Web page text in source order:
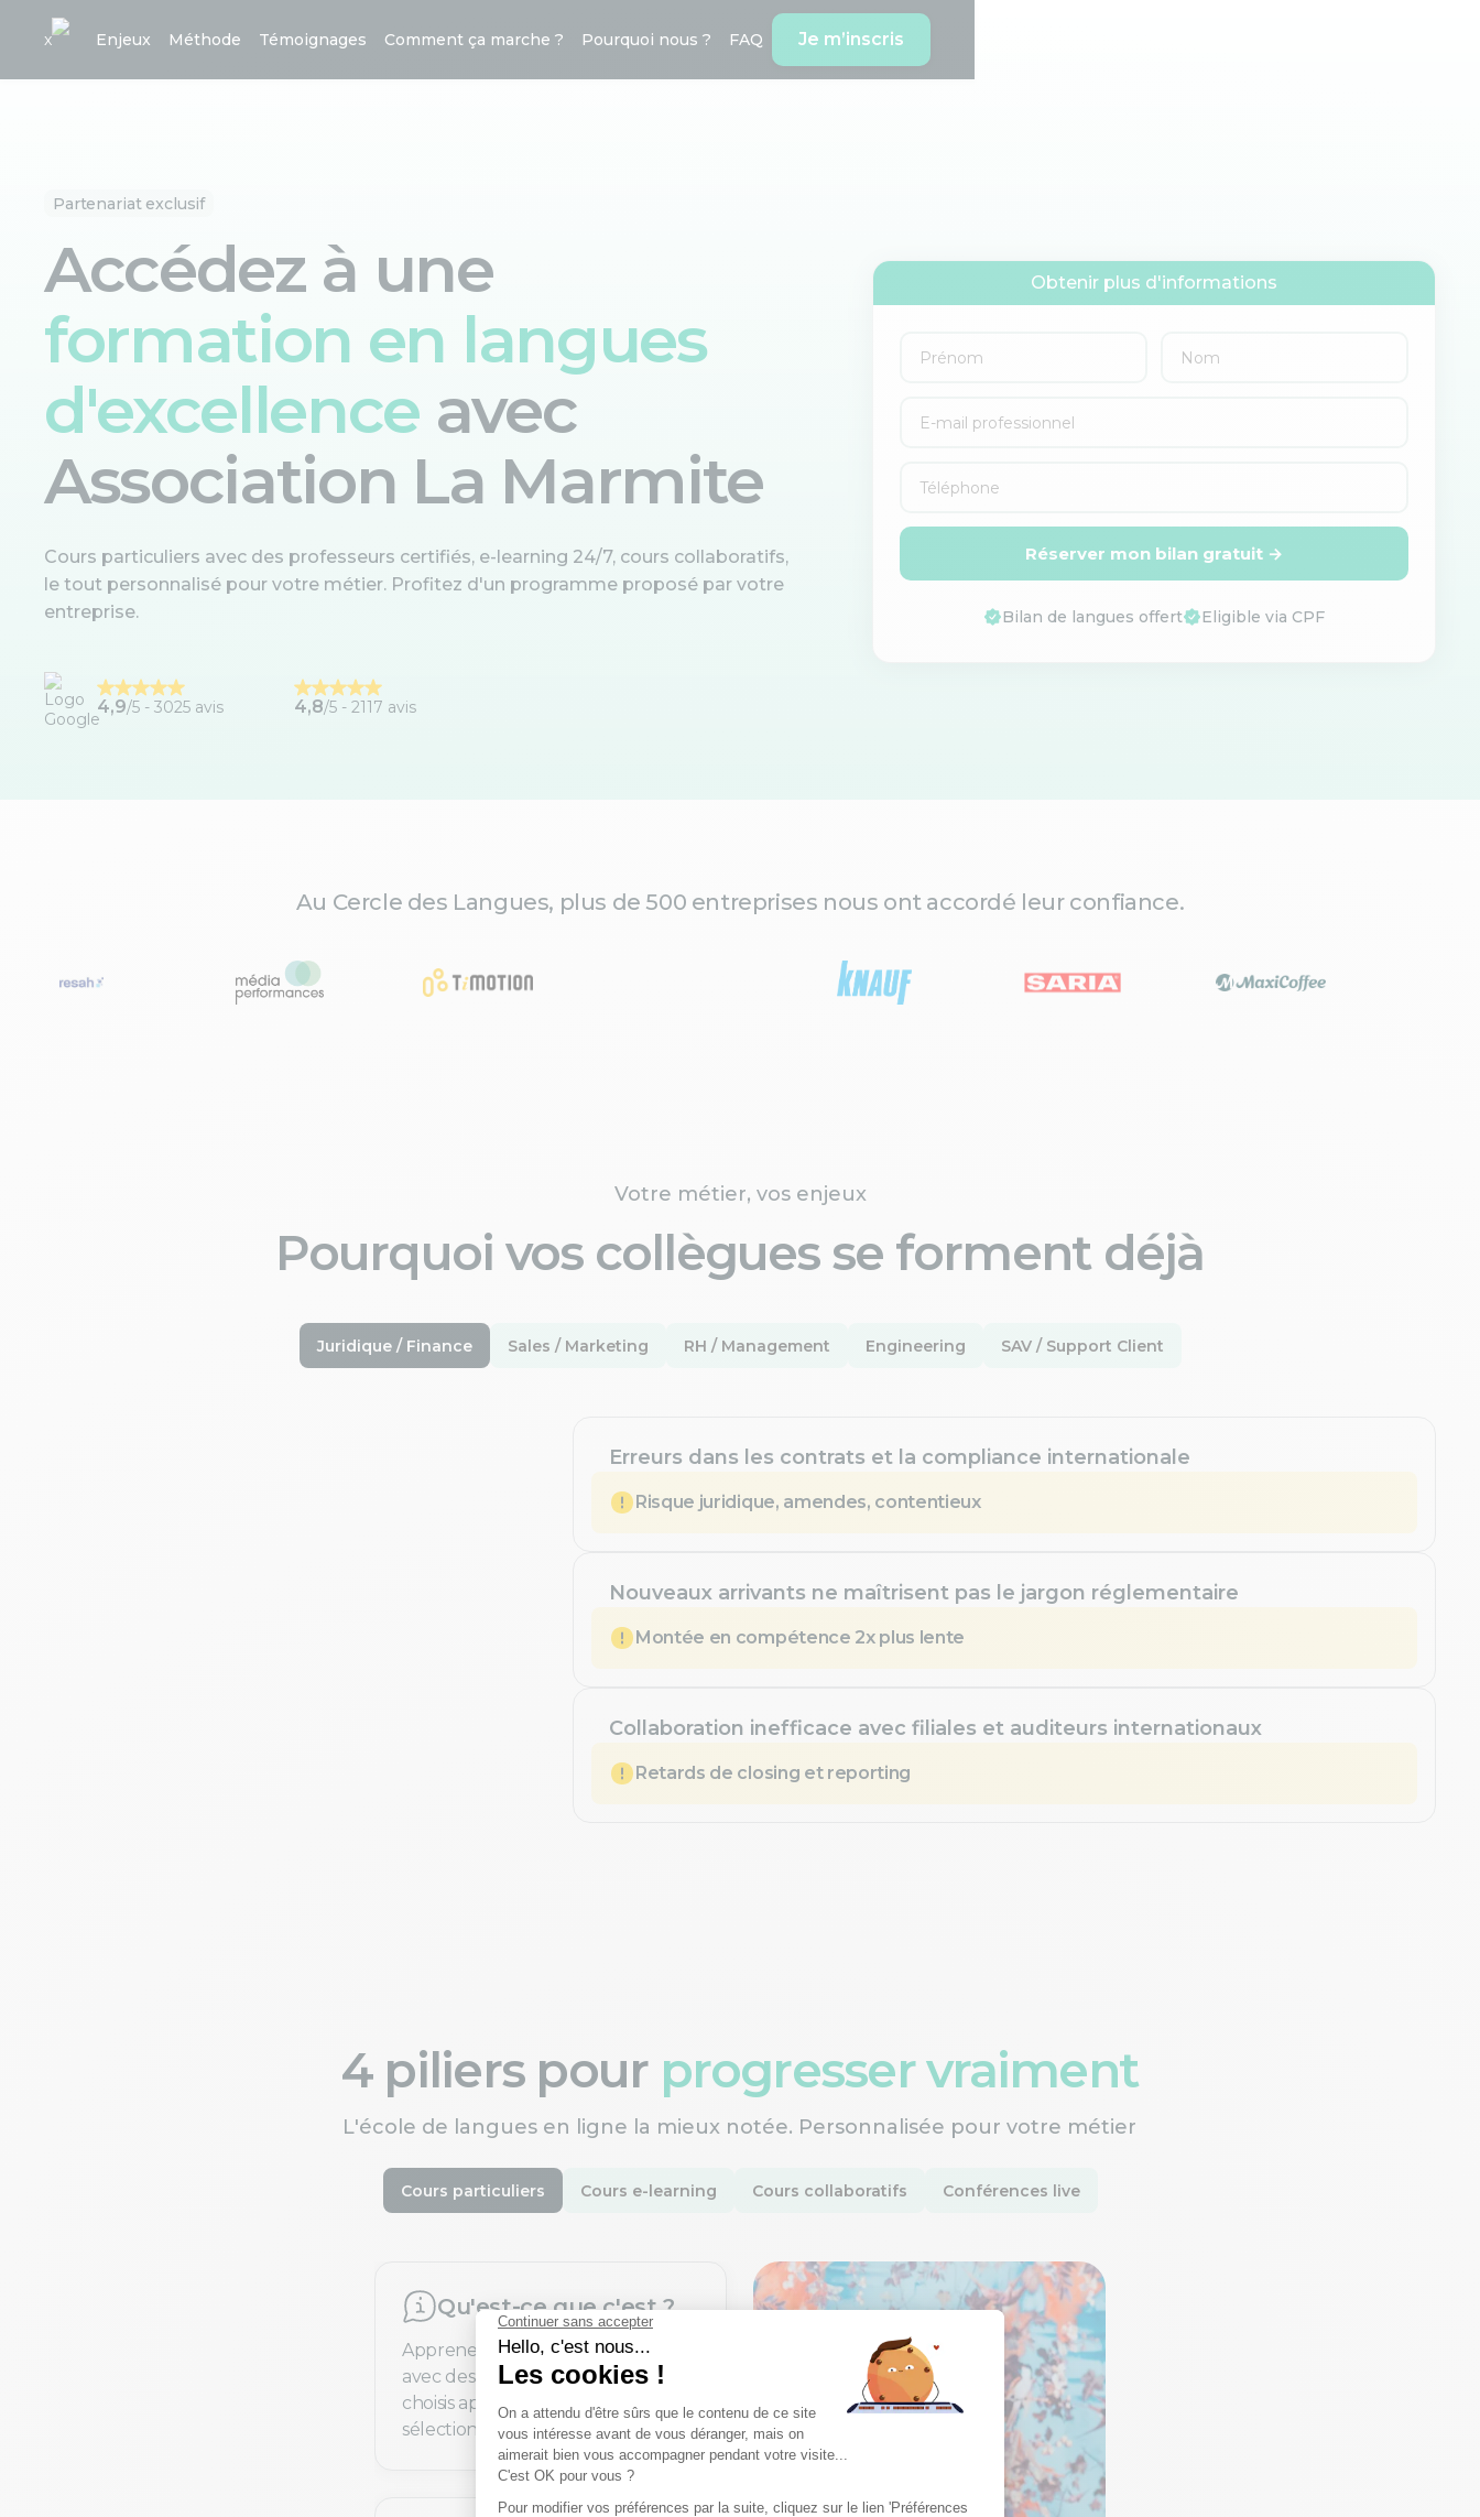
x Enjeux Méthode Témoignages Comment ça marche ? Pourquoi nous ? FAQ Je m’inscris
Partenariat exclusif
Accédez à une
formation en langues
d'excellence avec
Association La Marmite
Cours particuliers avec des professeurs certifiés, e-learning 24/7, cours collaboratifs,
le tout personnalisé pour votre métier. Profitez d'un programme proposé par votre
entreprise.
4,9/5 - 3025 avis 4,8/5 - 2117 avis
Obtenir plus d'informations
Réserver mon bilan gratuit →
Bilan de langues offert Eligible via CPF
Au Cercle des Langues, plus de 500 entreprises nous ont accordé leur confiance.
Votre métier, vos enjeux
Pourquoi vos collègues se forment déjà
Juridique / Finance Sales / Marketing RH / Management Engineering SAV / Support Client
Erreurs dans les contrats et la compliance internationale
Risque juridique, amendes, contentieux
Nouveaux arrivants ne maîtrisent pas le jargon réglementaire
Montée en compétence 2x plus lente
Collaboration inefficace avec filiales et auditeurs internationaux
Retards de closing et reporting
4 piliers pour progresser vraiment
L'école de langues en ligne la mieux notée. Personnalisée pour votre métier
Cours particuliers Cours e-learning Cours collaboratifs Conférences live
Qu'est-ce que c'est ?
Apprenez une nouvelle langue
avec des professeurs certifiés,
choisis après un processus de
sélection exigeant.